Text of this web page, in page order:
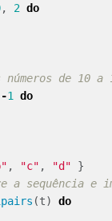
, 2 do
de 10 a
-1
do
, "c" , "d"
}
sequência e
(t)
do